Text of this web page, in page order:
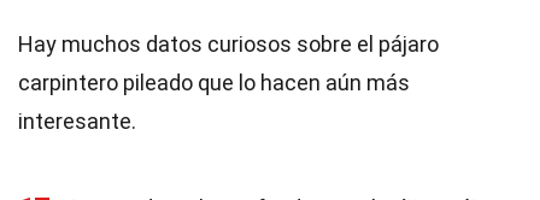
Hay muchos datos curiosos sobre el pájaro
carpintero pileado que lo hacen aún más
interesante.